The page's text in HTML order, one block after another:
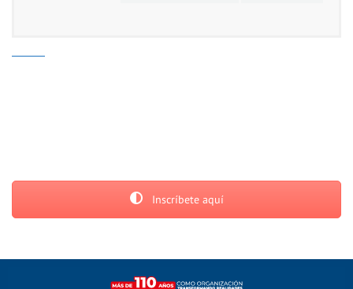
Inscríbete aquí